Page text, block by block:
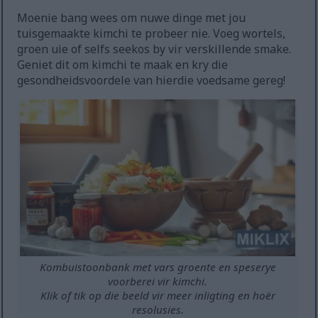
Moenie bang wees om nuwe dinge met jou
tuisgemaakte kimchi te probeer nie. Voeg wortels,
groen uie of selfs seekos by vir verskillende smake.
Geniet dit om kimchi te maak en kry die
gesondheidsvoordele van hierdie voedsame gereg!
Kombuistoonbank met vars groente en speserye
voorberei vir kimchi.
Klik of tik op die beeld vir meer inligting en hoër
resolusies.